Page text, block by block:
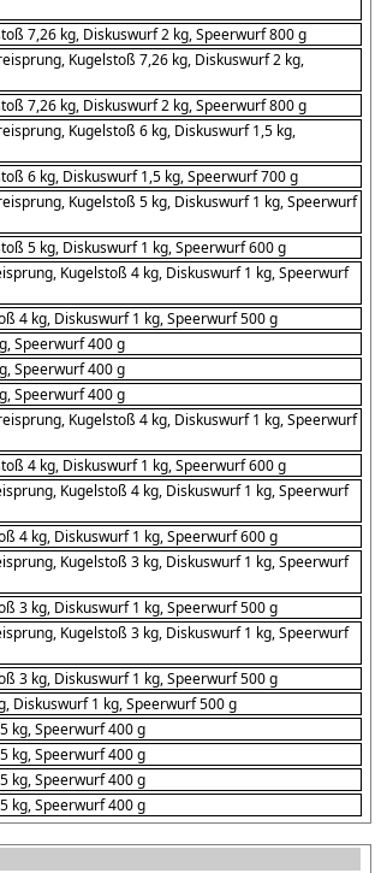
7,26 kg, Diskuswurf 2 kg, Speerwurf 800 g
Kugelstoß 7,26 kg, Diskuswurf 2 kg,
7,26 kg, Diskuswurf 2 kg, Speerwurf 800 g
Kugelstoß 6 kg, Diskuswurf 1,5 kg,
6 kg, Diskuswurf 1,5 kg, Speerwurf 700 g
Kugelstoß 5 kg, Diskuswurf 1 kg, Speerwurf
5 kg, Diskuswurf 1 kg, Speerwurf 600 g
Kugelstoß 4 kg, Diskuswurf 1 kg, Speerwurf
4 kg, Diskuswurf 1 kg, Speerwurf 500 g
Speerwurf 400 g
Speerwurf 400 g
Speerwurf 400 g
Kugelstoß 4 kg, Diskuswurf 1 kg, Speerwurf
4 kg, Diskuswurf 1 kg, Speerwurf 600 g
Kugelstoß 4 kg, Diskuswurf 1 kg, Speerwurf
4 kg, Diskuswurf 1 kg, Speerwurf 600 g
Kugelstoß 3 kg, Diskuswurf 1 kg, Speerwurf
3 kg, Diskuswurf 1 kg, Speerwurf 500 g
Kugelstoß 3 kg, Diskuswurf 1 kg, Speerwurf
3 kg, Diskuswurf 1 kg, Speerwurf 500 g
Diskuswurf 1 kg, Speerwurf 500 g
kg, Speerwurf 400 g
kg, Speerwurf 400 g
kg, Speerwurf 400 g
kg, Speerwurf 400 g